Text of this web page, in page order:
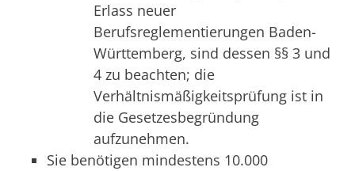
Erlass neuer
Berufsreglementierungen Baden-
Württemberg, sind dessen §§ 3 und
4 zu beachten; die
Verhältnismäßigkeitsprüfung ist in
die Gesetzesbegründung
aufzunehmen.
Sie benötigen mindestens 10.000